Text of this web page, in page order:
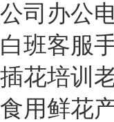
公司办公
白班客服
插花培训
食用鲜花